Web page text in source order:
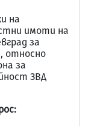
на
имоти на
за
относно
за
ЗВД